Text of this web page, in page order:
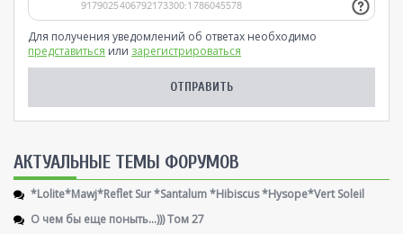
Для получения уведомлений об ответах необходимо
представиться или зарегистрироваться
AКТУАЛЬНЫЕ ТЕМЫ ФОРУМОВ
*Lolite*Mawj*Reflet Sur *Santalum *Hibiscus *Hysope*Vert Soleil
О чем бы еще поныть...))) Том 27